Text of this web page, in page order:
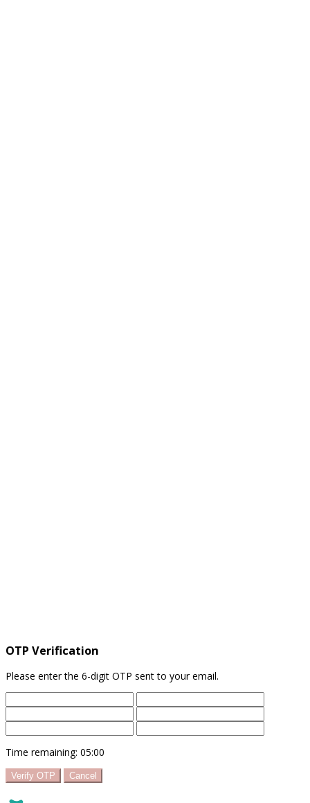
OTP Verification
Please enter the 6-digit OTP sent to your email.
Time remaining: 05:00
Verify OTP Cancel